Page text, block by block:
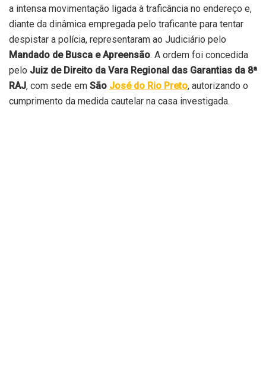
a intensa movimentação ligada à traficância no endereço e,
diante da dinâmica empregada pelo traficante para tentar
despistar a polícia, representaram ao Judiciário pelo
Mandado de Busca e Apreensão. A ordem foi concedida
pelo Juiz de Direito da Vara Regional das Garantias da 8ª
RAJ, com sede em São José do Rio Preto, autorizando o
cumprimento da medida cautelar na casa investigada.